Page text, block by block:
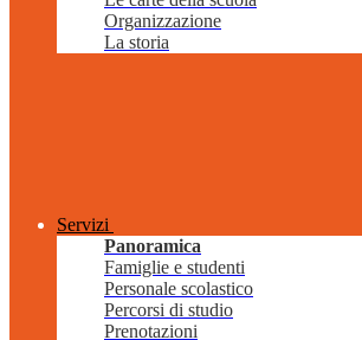
Organizzazione
La storia
Servizi
Panoramica
Famiglie e studenti
Personale scolastico
Percorsi di studio
Prenotazioni